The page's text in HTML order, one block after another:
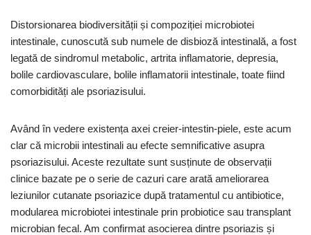
Distorsionarea biodiversității și compoziției microbiotei
intestinale, cunoscută sub numele de disbioză intestinală, a fost
legată de sindromul metabolic, artrita inflamatorie, depresia,
bolile cardiovasculare, bolile inflamatorii intestinale, toate fiind
comorbidități ale psoriazisului.
Având în vedere existența axei creier-intestin-piele, este acum
clar că microbii intestinali au efecte semnificative asupra
psoriazisului. Aceste rezultate sunt susținute de observații
clinice bazate pe o serie de cazuri care arată ameliorarea
leziunilor cutanate psoriazice după tratamentul cu antibiotice,
modularea microbiotei intestinale prin probiotice sau transplant
microbian fecal. Am confirmat asocierea dintre psoriazis și